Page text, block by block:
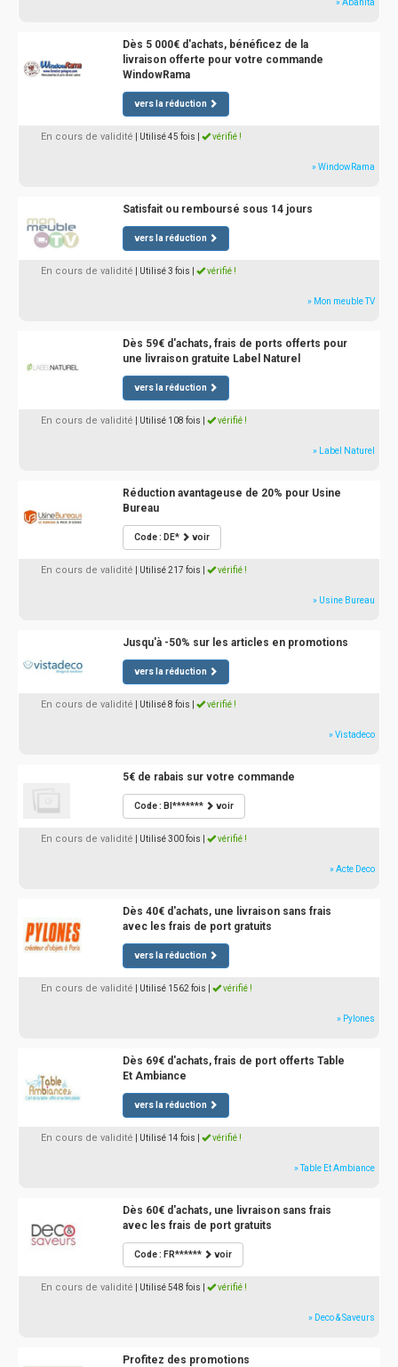
» Abanita
Dès 5 000€ d'achats, bénéficez de la
livraison offerte pour votre commande
WindowRama
vers la réduction
En cours de validité | Utilisé 45 fois vérifié !
» WindowRama
Satisfait ou remboursé sous 14 jours
vers la réduction
En cours de validité | Utilisé 3 fois vérifié !
» Mon meuble TV
Dès 59€ d'achats, frais de ports offerts pour
une livraison gratuite Label Naturel
vers la réduction
En cours de validité | Utilisé 108 fois vérifié !
» Label Naturel
Réduction avantageuse de 20% pour Usine
Bureau
Code : DE* voir
En cours de validité | Utilisé 217 fois vérifié !
» Usine Bureau
Jusqu'à -50% sur les articles en promotions
vers la réduction
En cours de validité | Utilisé 8 fois vérifié !
» Vistadeco
5€ de rabais sur votre commande
Code : BI******* voir
En cours de validité | Utilisé 300 fois vérifié !
» Acte Deco
Dès 40€ d'achats, une livraison sans frais
avec les frais de port gratuits
vers la réduction
En cours de validité | Utilisé 1562 fois vérifié !
» Pylones
Dès 69€ d'achats, frais de port offerts Table
Et Ambiance
vers la réduction
En cours de validité | Utilisé 14 fois vérifié !
» Table Et Ambiance
Dès 60€ d'achats, une livraison sans frais
avec les frais de port gratuits
Code : FR****** voir
En cours de validité | Utilisé 548 fois vérifié !
» Deco & Saveurs
Profitez des promotions